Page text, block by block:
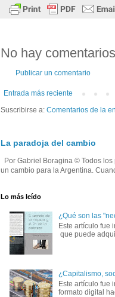
No hay
Publicar un comentario
Entrada más reciente
Suscribirse a: Comentarios de la
La paradoja del cambio
Por Gabriel Boragina © Todos
un cambio para la Argentina.
Lo más leído
¿Qué son las
Este artículo fue
que puede
¿Capitalismo,
Este artículo fue
formato digital